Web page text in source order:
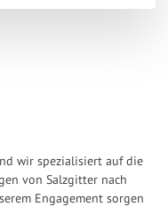
wir spezialisiert auf die
von Salzgitter nach
Engagement sorgen